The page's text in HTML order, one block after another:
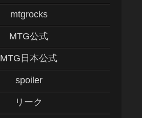
mtgrocks
MTG公式
MTG日本公式
spoiler
リーク